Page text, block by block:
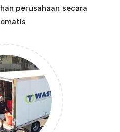
perusahaan secara